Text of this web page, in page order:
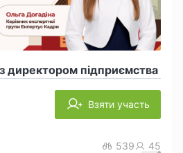
директором підприємства
Взяти участь
539 45